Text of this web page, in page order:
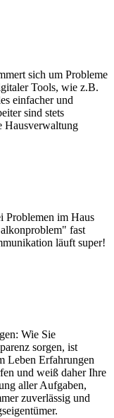
sich um Probleme
Tools, wie z.B.
einfacher und
sind stets
Hausverwaltung
Problemen im Haus
fast
läuft super!
Wie Sie
sorgen, ist
Leben Erfahrungen
und weiß daher Ihre
aller Aufgaben,
zuverlässig und